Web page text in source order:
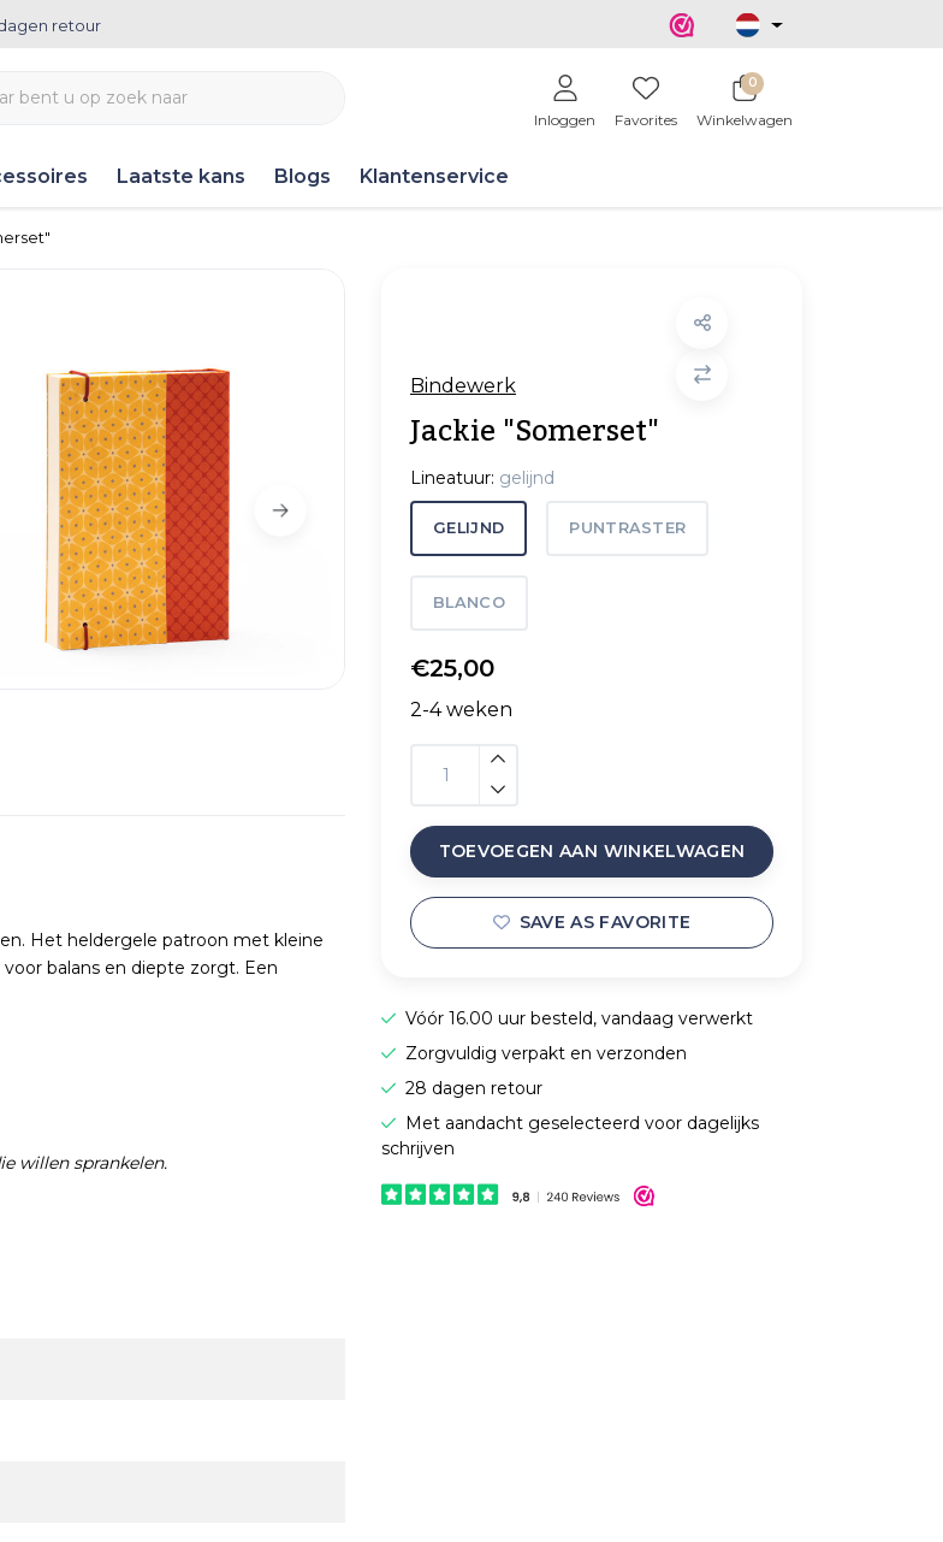
retour
Inloggen Favorites
0
Winkelwagen
Laatste kans Blogs Klantenservice
Bindewerk
Jackie "Somerset"
Lineatuur: gelijnd
GELIJND PUNTRASTER
BLANCO
€25,00
2-4 weken
TOEVOEGEN AAN WINKELWAGEN
SAVE AS FAVORITE
Vóór 16.00 uur besteld, vandaag verwerkt
Zorgvuldig verpakt en verzonden
28 dagen retour
Met aandacht geselecteerd voor dagelijks
schrijven
Het heldergele patroon met kleine
balans en diepte zorgt. Een
willen sprankelen.